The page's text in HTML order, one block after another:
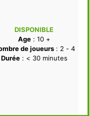
DISPONIBLE
Age: 10 +
de joueurs: 2 - 4
Durée: < 30 minutes